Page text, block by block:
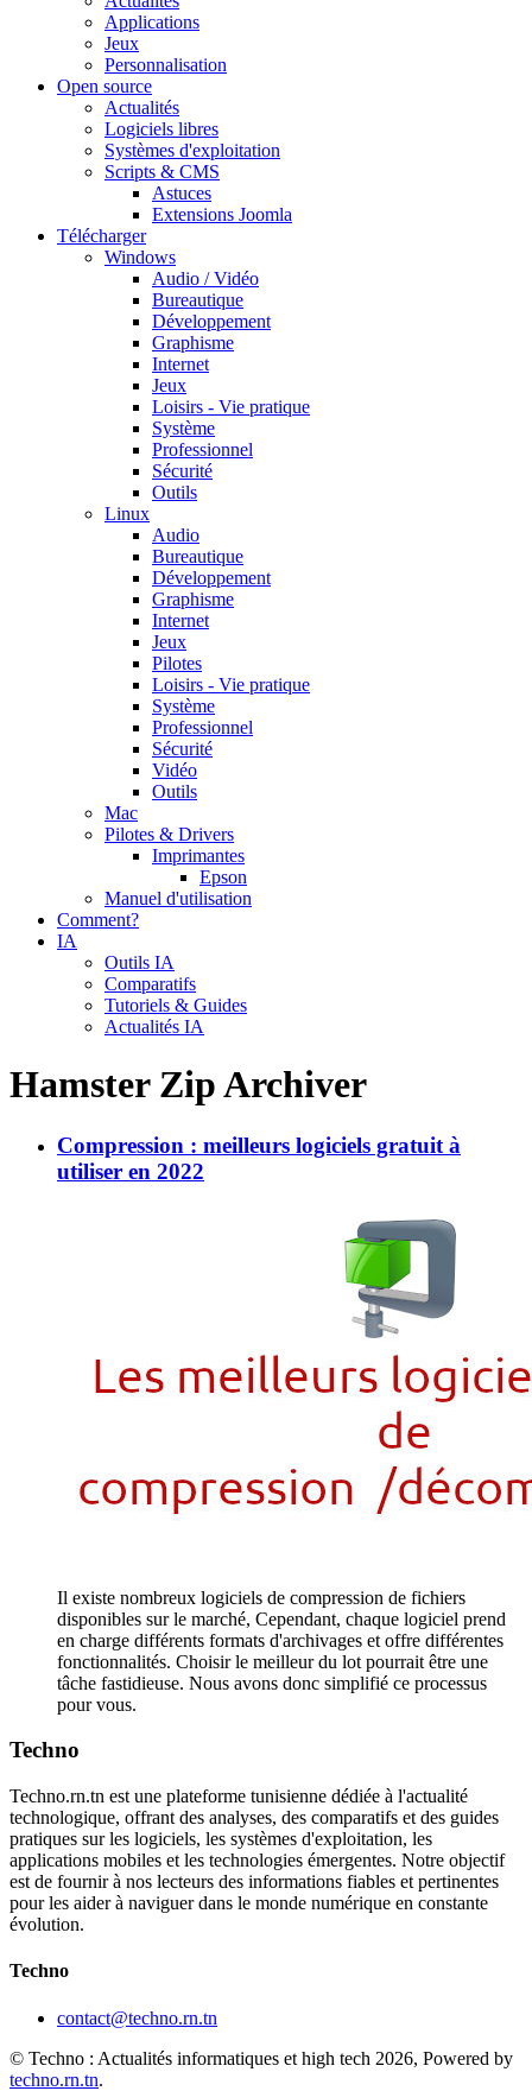
Applications
Jeux
Personnalisation
Open source
Actualités
Logiciels libres
Systèmes d'exploitation
Scripts & CMS
Astuces
Extensions Joomla
Télécharger
Windows
Audio / Vidéo
Bureautique
Développement
Graphisme
Internet
Jeux
Loisirs - Vie pratique
Système
Professionnel
Sécurité
Outils
Linux
Audio
Bureautique
Développement
Graphisme
Internet
Jeux
Pilotes
Loisirs - Vie pratique
Système
Professionnel
Sécurité
Vidéo
Outils
Mac
Pilotes & Drivers
Imprimantes
Epson
Manuel d'utilisation
Comment?
IA
Outils IA
Comparatifs
Tutoriels & Guides
Actualités IA
Hamster Zip Archiver
Compression : meilleurs logiciels gratuit à
utiliser en 2022
Il existe nombreux logiciels de compression de fichiers
disponibles sur le marché, Cependant, chaque logiciel prend
en charge différents formats d'archivages et offre différentes
fonctionnalités. Choisir le meilleur du lot pourrait être une
tâche fastidieuse. Nous avons donc simplifié ce processus
pour vous.
Techno
Techno.rn.tn est une plateforme tunisienne dédiée à l'actualité
technologique, offrant des analyses, des comparatifs et des guides
pratiques sur les logiciels, les systèmes d'exploitation, les
applications mobiles et les technologies émergentes. Notre objectif
est de fournir à nos lecteurs des informations fiables et pertinentes
pour les aider à naviguer dans le monde numérique en constante
évolution.
Techno
contact@techno.rn.tn
© Techno : Actualités informatiques et high tech 2026, Powered by
techno.rn.tn.